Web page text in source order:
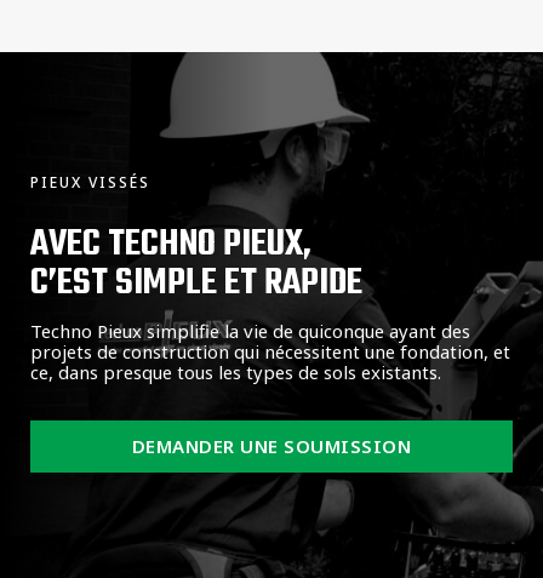
PIEUX VISSÉS
AVEC TECHNO PIEUX,
C’EST SIMPLE ET RAPIDE
Techno Pieux simplifie la vie de quiconque ayant des
projets de construction qui nécessitent une fondation, et
ce, dans presque tous les types de sols existants.
DEMANDER UNE SOUMISSION